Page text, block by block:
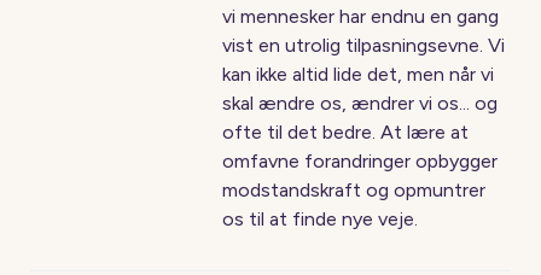
vi mennesker har endnu en gang
vist en utrolig tilpasningsevne. Vi
kan ikke altid lide det, men når vi
skal ændre os, ændrer vi os... og
ofte til det bedre. At lære at
omfavne forandringer opbygger
modstandskraft og opmuntrer
os til at finde nye veje.